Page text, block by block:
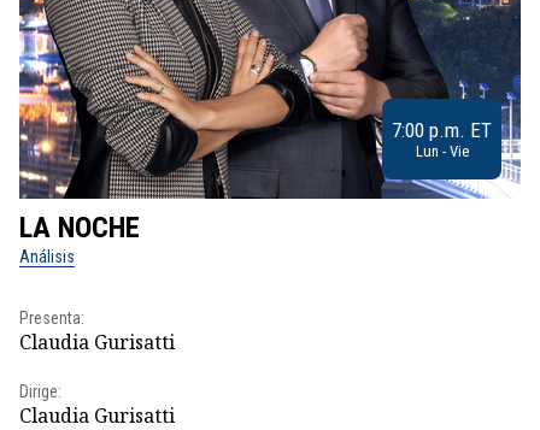
7:00 p.m. ET
Lun - Vie
LA NOCHE
Análisis
Presenta:
Claudia Gurisatti
Dirige:
Claudia Gurisatti